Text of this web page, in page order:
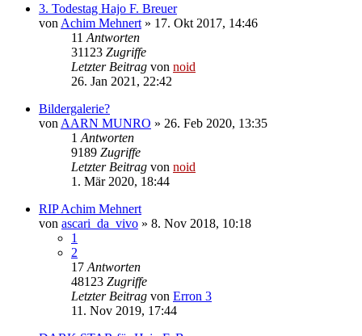
3. Todestag Hajo F. Breuer
von Achim Mehnert » 17. Okt 2017, 14:46
11 Antworten
31123 Zugriffe
Letzter Beitrag von noid
26. Jan 2021, 22:42
Bildergalerie?
von AARN MUNRO » 26. Feb 2020, 13:35
1 Antworten
9189 Zugriffe
Letzter Beitrag von noid
1. Mär 2020, 18:44
RIP Achim Mehnert
von ascari_da_vivo » 8. Nov 2018, 10:18
1
2
17 Antworten
48123 Zugriffe
Letzter Beitrag von Erron 3
11. Nov 2019, 17:44